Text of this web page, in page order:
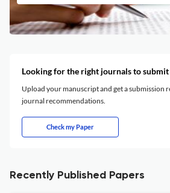
Looking for the right journals to
Upload your manuscript and get a submission
journal recommendations.
Check my Paper
Recently Published Papers